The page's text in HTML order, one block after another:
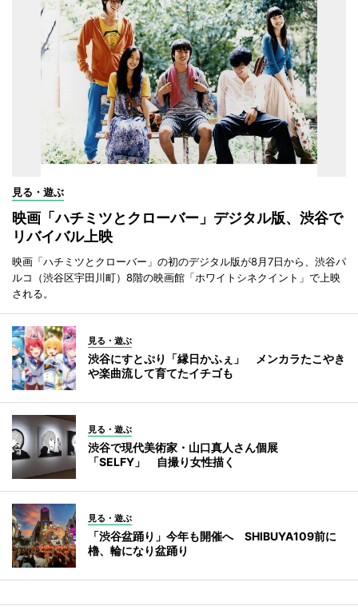
見る・遊ぶ
映画「ハチミツとクローバー」デジタル版、渋谷で
リバイバル上映
映画「ハチミツとクローバー」の初のデジタル版が8月7日から、渋谷パ
ルコ（渋谷区宇田川町）8階の映画館「ホワイトシネクイント」で上映
される。
見る・遊ぶ
渋谷にすとぷり「縁日かふぇ」 メンカラたこやき
や楽曲流して育てたイチゴも
見る・遊ぶ
渋谷で現代美術家・山口真人さん個展
「SELFY」 自撮り女性描く
見る・遊ぶ
「渋谷盆踊り」今年も開催へ SHIBUYA109前に
櫓、輪になり盆踊り